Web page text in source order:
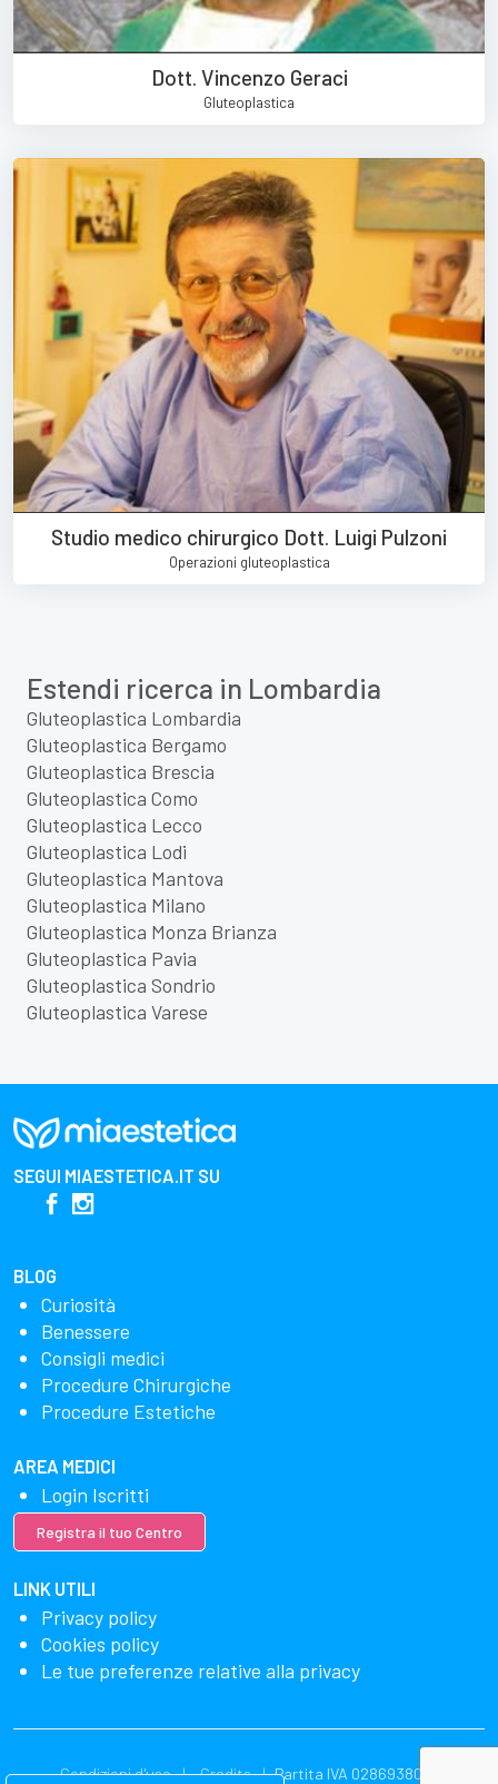
Dott. Vincenzo Geraci
Gluteoplastica
Studio medico chirurgico Dott. Luigi Pulzoni
Operazioni gluteoplastica
Estendi ricerca in Lombardia
Gluteoplastica Lombardia
Gluteoplastica Bergamo
Gluteoplastica Brescia
Gluteoplastica Como
Gluteoplastica Lecco
Gluteoplastica Lodi
Gluteoplastica Mantova
Gluteoplastica Milano
Gluteoplastica Monza Brianza
Gluteoplastica Pavia
Gluteoplastica Sondrio
Gluteoplastica Varese
SEGUI MIAESTETICA.IT SU
BLOG
Curiosità
Benessere
Consigli medici
Procedure Chirurgiche
Procedure Estetiche
AREA MEDICI
Login Iscritti
Registra il tuo Centro
LINK UTILI
Privacy policy
Cookies policy
Le tue preferenze relative alla privacy
Condizioni d'uso Credits Partita IVA 02869380549